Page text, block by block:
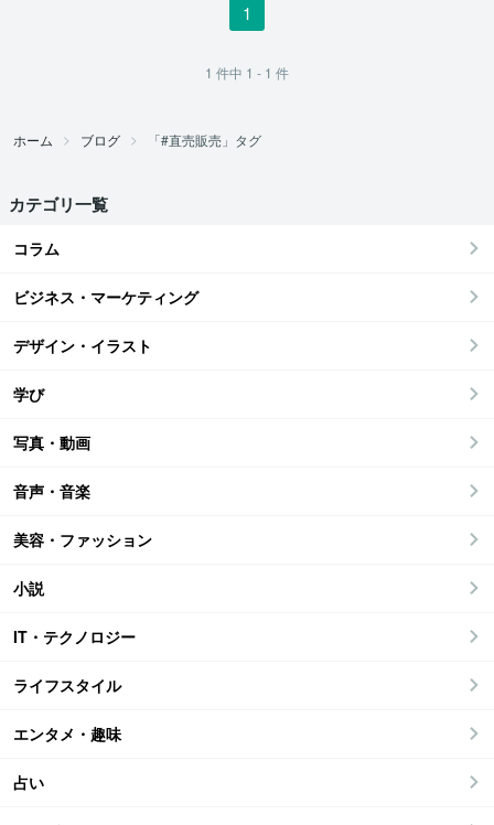
1
1 件中 1 - 1 件
ホーム ブログ 「#直売販売」タグ
カテゴリ一覧
コラム
ビジネス・マーケティング
デザイン・イラスト
学び
写真・動画
音声・音楽
美容・ファッション
小説
IT・テクノロジー
ライフスタイル
エンタメ・趣味
占い